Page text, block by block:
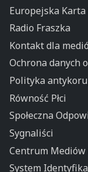
Europejska
Radio Fraszka
Kontakt dla
Ochrona danych
Polityka
Równość Płci
Społeczna
Sygnaliści
Centrum Mediów
System